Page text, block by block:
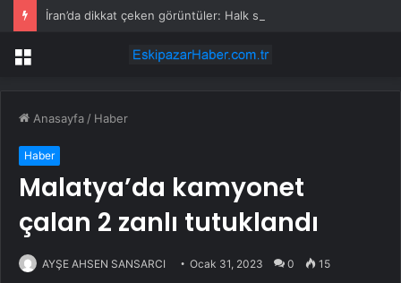
Menü
Anasayfa / Haber
Haber
Malatya’da kamyonet
çalan 2 zanlı tutuklandı
AYŞE AHSEN SANSARCI Ocak 31, 2023 0 15